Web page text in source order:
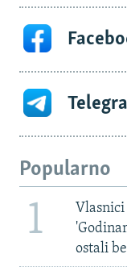
Popularno
1
Vlasnici
ostali